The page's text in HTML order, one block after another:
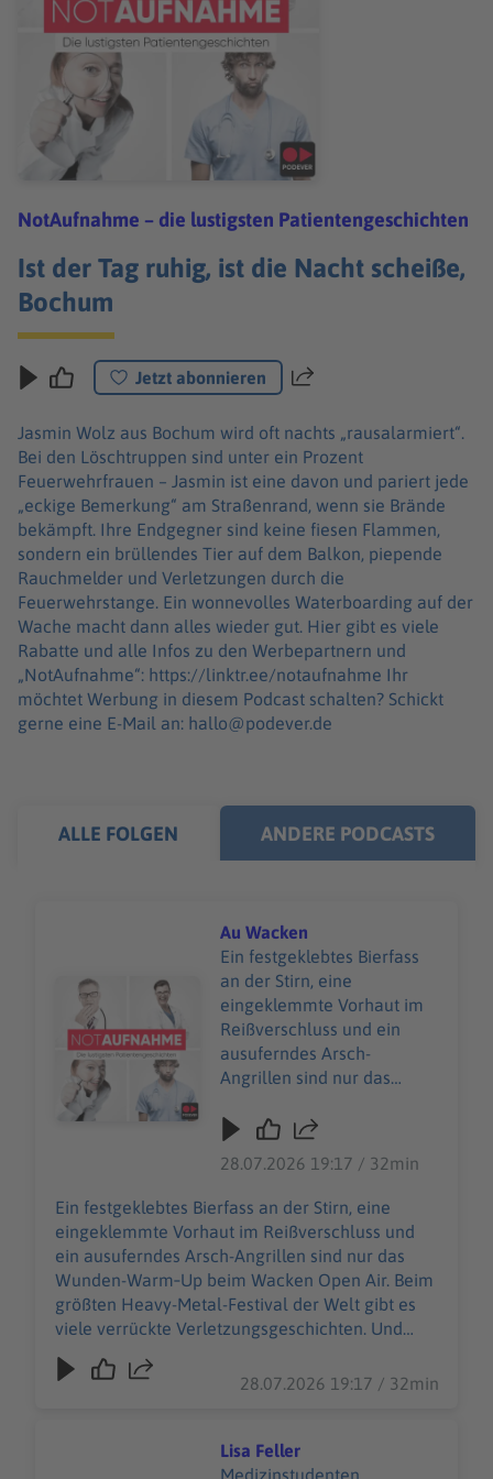
NotAufnahme – die lustigsten Patientengeschichten
Ist der Tag ruhig, ist die Nacht scheiße,
Bochum
Jetzt abonnieren Teilen
Jasmin Wolz aus Bochum wird oft nachts „rausalarmiert“.
Bei den Löschtruppen sind unter ein Prozent
Feuerwehrfrauen – Jasmin ist eine davon und pariert jede
„eckige Bemerkung“ am Straßenrand, wenn sie Brände
bekämpft. Ihre Endgegner sind keine fiesen Flammen,
sondern ein brüllendes Tier auf dem Balkon, piepende
Rauchmelder und Verletzungen durch die
Feuerwehrstange. Ein wonnevolles Waterboarding auf der
Wache macht dann alles wieder gut. Hier gibt es viele
Rabatte und alle Infos zu den Werbepartnern und
„NotAufnahme“: https://linktr.ee/notaufnahme Ihr
möchtet Werbung in diesem Podcast schalten? Schickt
gerne eine E-Mail an: hallo@podever.de
ALLE FOLGEN ANDERE PODCASTS
Audiotitel - Au Wacken
Au Wacken
Ein festgeklebtes Bierfass
an der Stirn, eine
eingeklemmte Vorhaut im
Reißverschluss und ein
ausuferndes Arsch-
Angrillen sind nur das
Wacken Open Air. Beim
Festival der Welt gibt es
viele verrückte
Verletzungsgeschichten.
Und Wiebke Düsberg
macht sich nicht vom
(berühmtesten) Acker,
sondern nimmt die
heilende Herausforderung
500 weiteren
Rescue Squads. 85.000
W:O:A-Fans sind in guten
28.07.2026 19:17 / 32min
Ein festgeklebtes Bierfass an der Stirn, eine
eingeklemmte Vorhaut im Reißverschluss und
ein ausuferndes Arsch-Angrillen sind nur das
Wunden-Warm‑Up beim Wacken Open Air. Beim
größten Heavy-Metal-Festival der Welt gibt es
viele verrückte Verletzungsgeschichten. Und
Wiebke Düsberg macht sich nicht vom
(berühmtesten) Acker, sondern nimmt die
Rescue Squads. 85.000 W:O:A-Fans sind in guten
Händen beim 24‑Stunden‑Sanitätsdienst. Selbst
28.07.2026 19:17 / 32min
Lisa Feller